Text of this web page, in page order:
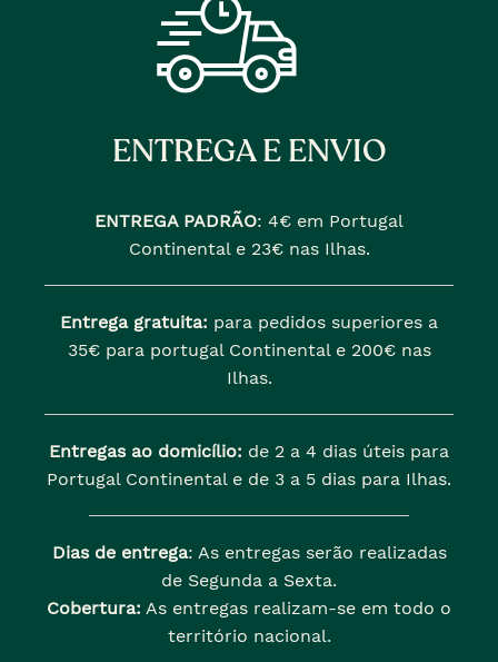
ENTREGA E ENVIO
ENTREGA PADRÃO: 4€ em Portugal
Continental e 23€ nas Ilhas.
Entrega gratuita: para pedidos superiores a
35€ para portugal Continental e 200€ nas
Ilhas.
Entregas ao domicílio: de 2 a 4 dias úteis para
Portugal Continental e de 3 a 5 dias para Ilhas.
Dias de entrega: As entregas serão realizadas
de Segunda a Sexta.
Cobertura: As entregas realizam-se em todo o
território nacional.